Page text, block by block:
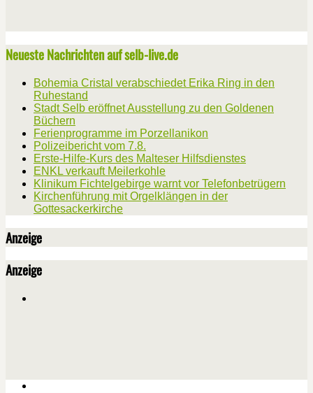
Neueste Nachrichten auf selb-live.de
Bohemia Cristal verabschiedet Erika Ring in den
Ruhestand
Stadt Selb eröffnet Ausstellung zu den Goldenen
Büchern
Ferienprogramme im Porzellanikon
Polizeibericht vom 7.8.
Erste-Hilfe-Kurs des Malteser Hilfsdienstes
ENKL verkauft Meilerkohle
Klinikum Fichtelgebirge warnt vor Telefonbetrügern
Kirchenführung mit Orgelklängen in der
Gottesackerkirche
Anzeige
Anzeige